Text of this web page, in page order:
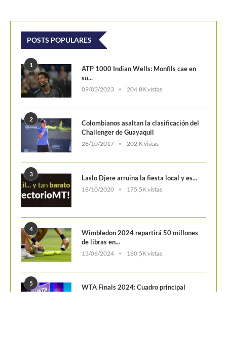
POSTS POPULARES
1
ATP 1000 Indian Wells: Monfils cae en
su...
09/03/2023 204,8K vistas
2
Colombianos asaltan la clasificación del
Challenger de Guayaquil
28/10/2017 202,K vistas
3 Laslo Djere arruina la fiesta local y es...
18/10/2020 175,5K vistas
4
Wimbledon 2024 repartirá 50 millones
de libras en...
13/06/2024 160,5K vistas
5 WTA Finals 2024: Cuadro principal